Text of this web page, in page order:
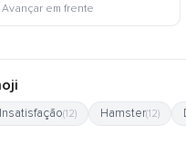
Avançar em frentekaomoji
Insatisfação(12) Hamster(12)